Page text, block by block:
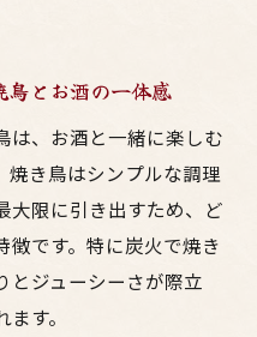
とお酒の一体感
は、お酒と一緒に楽しむ
焼き鳥はシンプルな調理
大限に引き出すため、ど
徴です。特に炭火で焼き
とジューシーさが際立
す。